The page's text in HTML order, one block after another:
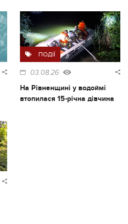
ПОДІЇ
03.08.26
На Рівненщині у водоймі
втопилася 15-річна дівчина